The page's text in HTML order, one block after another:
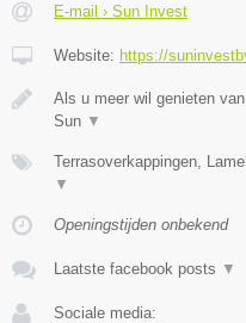
E-mail › Sun Invest
Website: https://
Als u meer wil genieten
Sun ▼
Terrasoverkappingen,
▼
Openingstijden onbekend
Laatste facebook posts ▼
Sociale media: